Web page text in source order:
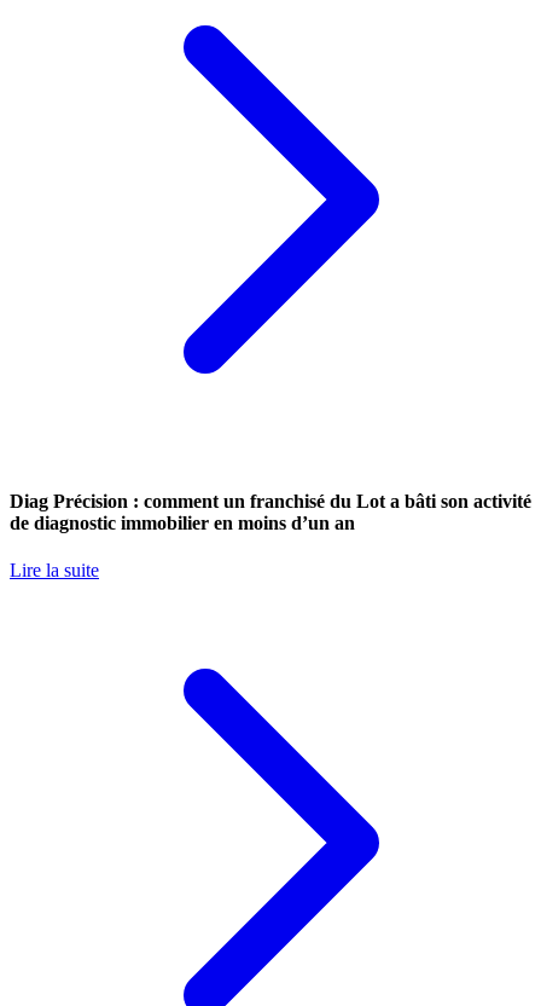
Diag Précision : comment un franchisé du Lot a bâti son activité
de diagnostic immobilier en moins d’un an
Lire la suite